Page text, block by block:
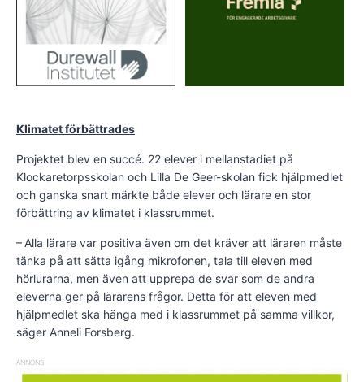
Klimatet förbättrades
Projektet blev en succé. 22 elever i mellanstadiet på
Klockaretorps­skolan och Lil­la De Geer-skolan fick hjälpmedlet
och ganska snart märkte både elever och lärare en stor
förbättring av klimatet i klassrummet.
– Alla lärare var positiva även om det kräver att läraren måste
tänka på att sätta igång mikrofonen, tala till eleven med
hörlurarna, men även att upprepa de svar som de andra
eleverna ger på lärarens frågor. Detta för att eleven med
hjälpmedlet ska hänga med i klassrummet på samma villkor,
säger Anneli Forsberg.
ANNONS